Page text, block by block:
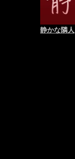
静かな隣人